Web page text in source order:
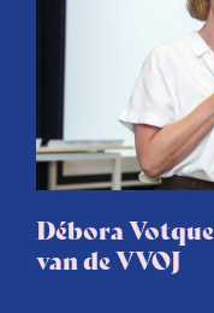
Débora
van de VVOJ